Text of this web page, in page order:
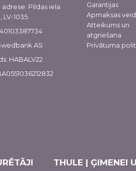
adrese: Pildas iela
LV-1035
AS
HABALV22
Garantijas
Apmaksas
Atteikums un
atgriešana
Privātuma
THULE | ĢIMENEI